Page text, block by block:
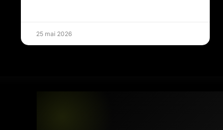
25 mai 2026